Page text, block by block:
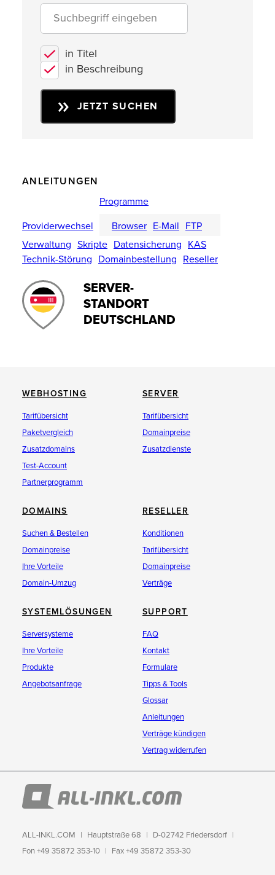
in Titel
in Beschreibung
JETZT SUCHEN
ANLEITUNGEN
Providerwechsel
Programme
Browser E-Mail FTP
Verwaltung Skripte Datensicherung KAS
Technik-Störung Domainbestellung Reseller
SERVER-
STANDORT
DEUTSCHLAND
WEBHOSTING
Tarifübersicht
Paketvergleich
Zusatzdomains
Test-Account
Partnerprogramm
SERVER
Tarifübersicht
Domainpreise
Zusatzdienste
DOMAINS
Suchen & Bestellen
Domainpreise
Ihre Vorteile
Domain-Umzug
RESELLER
Konditionen
Tarifübersicht
Domainpreise
Verträge
SYSTEMLÖSUNGEN
Serversysteme
Ihre Vorteile
Produkte
Angebotsanfrage
SUPPORT
FAQ
Kontakt
Formulare
Tipps & Tools
Glossar
Anleitungen
Verträge kündigen
Vertrag widerrufen
ALL-INKL.COM Hauptstraße 68
D-02742 Friedersdorf
Fon +49 35872 353-10
Fax +49 35872 353-30